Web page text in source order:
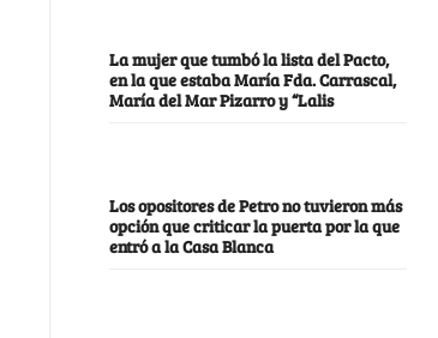
La mujer que tumbó la lista del Pacto,
en la que estaba María Fda. Carrascal,
María del Mar Pizarro y “Lalis
Los opositores de Petro no tuvieron más
opción que criticar la puerta por la que
entró a la Casa Blanca